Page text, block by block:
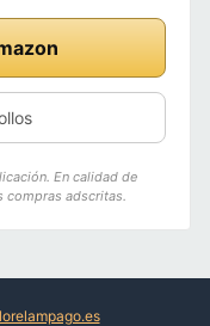
En calidad de
compras adscritas.